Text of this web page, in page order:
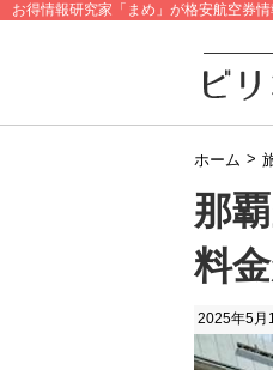
お得情報研究家「まめ」が格安航空券
ホーム >
那
料
2025年5月